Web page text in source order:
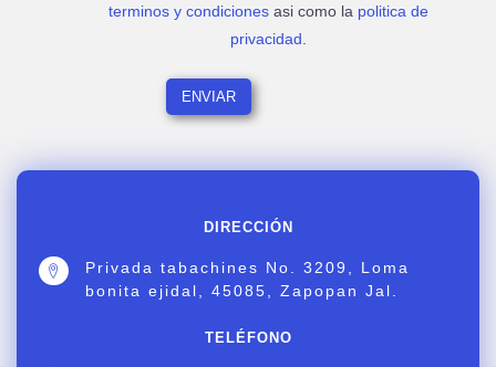
DIRECCIÓN
Privada tabachines No. 3209, Loma
bonita ejidal, 45085, Zapopan Jal.
TELÉFONO
terminos y condicionesasi como la politica de
privacidad